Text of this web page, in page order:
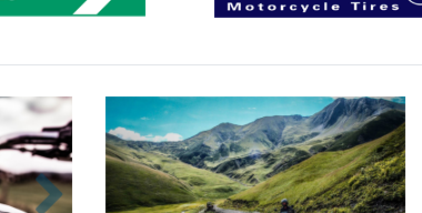
Nächste